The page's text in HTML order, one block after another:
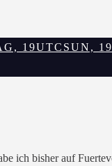
19UTCSUN,
ich bisher auf